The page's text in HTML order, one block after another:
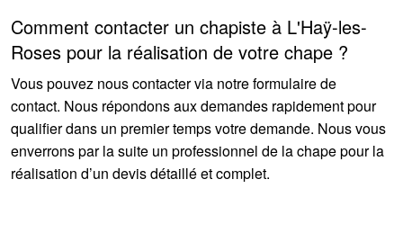
Comment contacter un chapiste à L'Haÿ-les-
Roses pour la réalisation de votre chape ?
Vous pouvez nous contacter via notre formulaire de
contact. Nous répondons aux demandes rapidement pour
qualifier dans un premier temps votre demande. Nous vous
enverrons par la suite un professionnel de la chape pour la
réalisation d’un devis détaillé et complet.